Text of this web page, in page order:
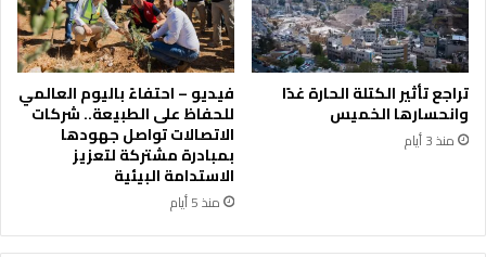
س
م
ي
ا
ب
ا
ل
ة
تراجع تأثير الكتلة الحارة غدًا
وانحسارها الخميس
منذ 3 أيام
فيديو – احتفاءً باليوم العالمي
للحفاظ على الطبيعة.. شركات
الاتصالات تواصل جهودها
بمبادرة مشتركة لتعزيز
الاستدامة البيئية
منذ 5 أيام